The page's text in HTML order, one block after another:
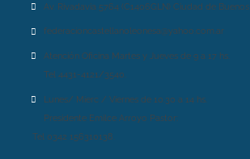
Av. Rivadavia 5764 (C1406GLN) Ciudad de Buenos
federacioncastellanoleonesa@yahoo.com.ar
Atención Oficina Martes y Jueves de 9 a 17 hs.
Tel 4431-4121/3540.
Lunes/ Mierc / Viernes de 10.30 a 14 hs.
Presidente Emilce Arroyo Pastor:
Tel 0342 156310138.